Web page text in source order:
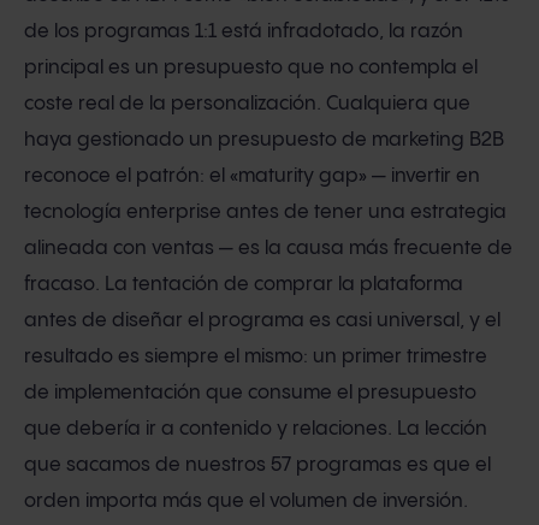
de los programas 1:1 está infradotado, la razón
principal es un presupuesto que no contempla el
coste real de la personalización. Cualquiera que
haya gestionado un presupuesto de marketing B2B
reconoce el patrón: el «maturity gap» — invertir en
tecnología enterprise antes de tener una estrategia
alineada con ventas — es la causa más frecuente de
fracaso. La tentación de comprar la plataforma
antes de diseñar el programa es casi universal, y el
resultado es siempre el mismo: un primer trimestre
de implementación que consume el presupuesto
que debería ir a contenido y relaciones. La lección
que sacamos de nuestros 57 programas es que el
orden importa más que el volumen de inversión.